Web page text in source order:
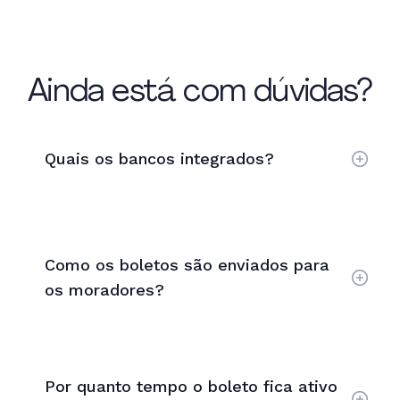
Ainda está com dúvidas?
Quais os bancos integrados?
Como os boletos são enviados para
os moradores?
Por quanto tempo o boleto fica ativo